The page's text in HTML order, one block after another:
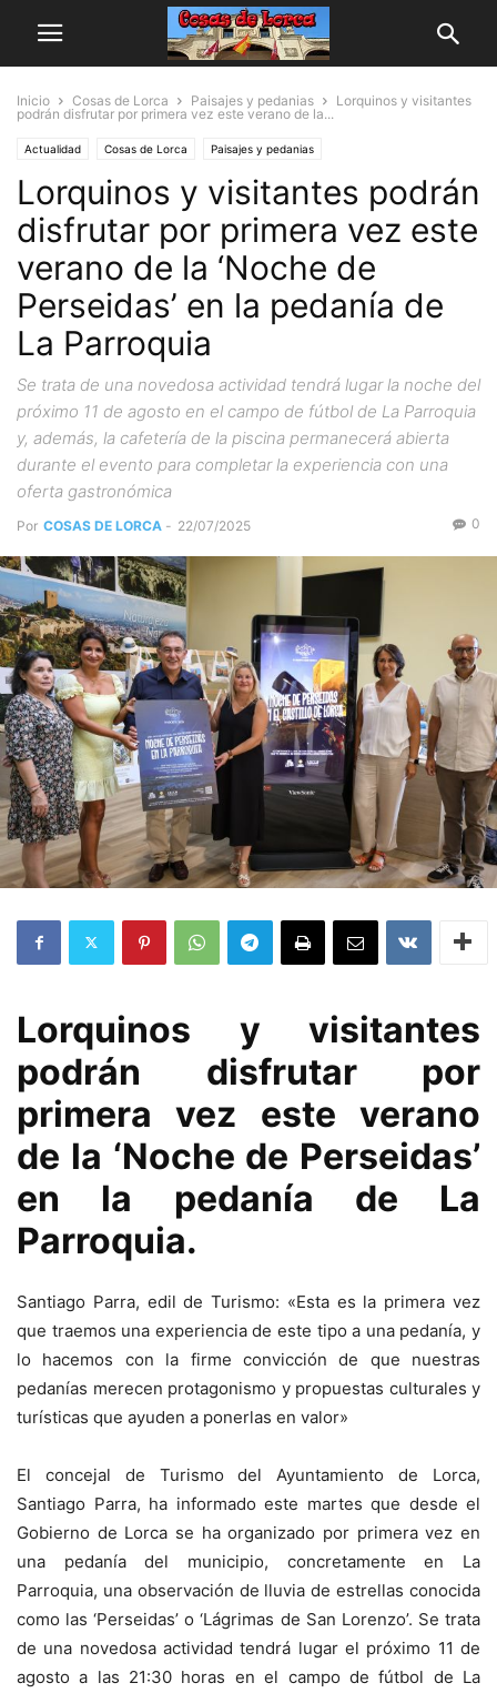
Inicio Cosas de Lorca Paisajes y pedanias
Lorquinos y visitantes
podrán disfrutar por primera vez este verano de la...
Actualidad Cosas de Lorca Paisajes y pedanias
Lorquinos y visitantes podrán
disfrutar por primera vez este
verano de la ‘Noche de
Perseidas’ en la pedanía de
La Parroquia
Se trata de una novedosa actividad tendrá lugar la noche del
próximo 11 de agosto en el campo de fútbol de La Parroquia
y, además, la cafetería de la piscina permanecerá abierta
durante el evento para completar la experiencia con una
oferta gastronómica
Por COSAS DE LORCA - 22/07/2025 0
Lorquinos y visitantes
podrán disfrutar por
primera vez este verano
de la ‘Noche de Perseidas’
en la pedanía de La
Parroquia.
Santiago Parra, edil de Turismo: «Esta es la primera vez
que traemos una experiencia de este tipo a una pedanía, y
lo hacemos con la firme convicción de que nuestras
pedanías merecen protagonismo y propuestas culturales y
turísticas que ayuden a ponerlas en valor»
El concejal de Turismo del Ayuntamiento de Lorca,
Santiago Parra, ha informado este martes que desde el
Gobierno de Lorca se ha organizado por primera vez en
una pedanía del municipio, concretamente en La
Parroquia, una observación de lluvia de estrellas conocida
como las ‘Perseidas’ o ‘Lágrimas de San Lorenzo’. Se trata
de una novedosa actividad tendrá lugar el próximo 11 de
agosto a las 21:30 horas en el campo de fútbol de La